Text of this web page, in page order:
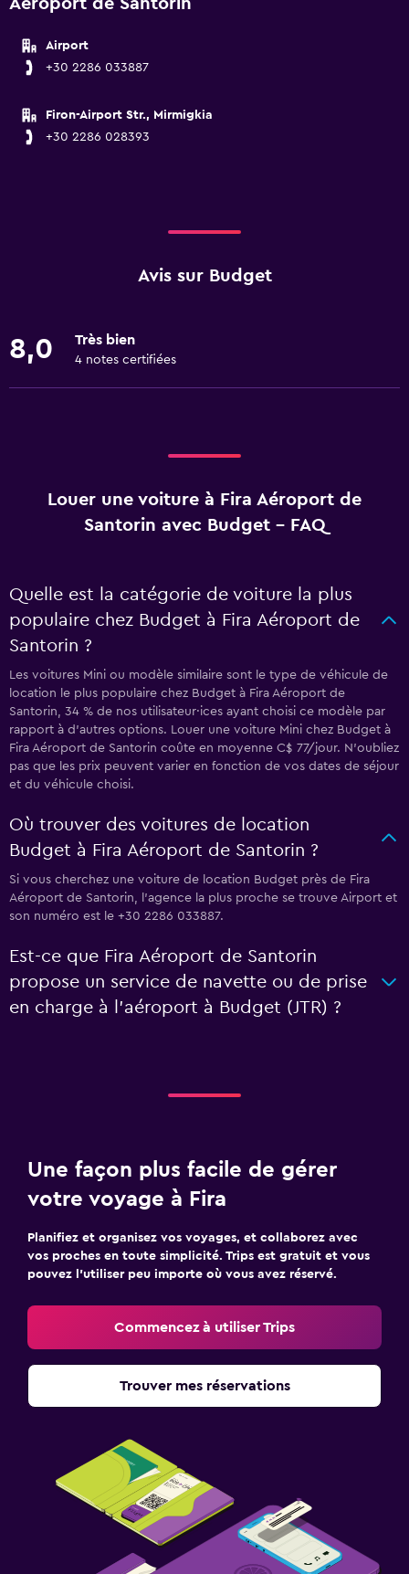
Aéroport de Santorin
Airport
+30 2286 033887
Firon-Airport Str., Mirmigkia
+30 2286 028393
Avis sur Budget
8,0 Très bien
4 notes certifiées
Louer une voiture à Fira Aéroport de
Santorin avec Budget - FAQ
Quelle est la catégorie de voiture la plus
populaire chez Budget à Fira Aéroport de
Santorin ?
Les voitures Mini ou modèle similaire sont le type de véhicule de
location le plus populaire chez Budget à Fira Aéroport de
Santorin, 34 % de nos utilisateur·ices ayant choisi ce modèle par
rapport à d’autres options. Louer une voiture Mini chez Budget à
Fira Aéroport de Santorin coûte en moyenne C$ 77/jour. N'oubliez
pas que les prix peuvent varier en fonction de vos dates de séjour
et du véhicule choisi.
Où trouver des voitures de location
Budget à Fira Aéroport de Santorin ?
Si vous cherchez une voiture de location Budget près de Fira
Aéroport de Santorin, l’agence la plus proche se trouve Airport et
son numéro est le +30 2286 033887.
Est-ce que Fira Aéroport de Santorin
propose un service de navette ou de prise
en charge à l’aéroport à Budget (JTR) ?
Une façon plus facile de gérer
votre voyage à Fira
Planifiez et organisez vos voyages, et collaborez avec
vos proches en toute simplicité. Trips est gratuit et vous
pouvez l’utiliser peu importe où vous avez réservé.
Commencez à utiliser Trips
Trouver mes réservations